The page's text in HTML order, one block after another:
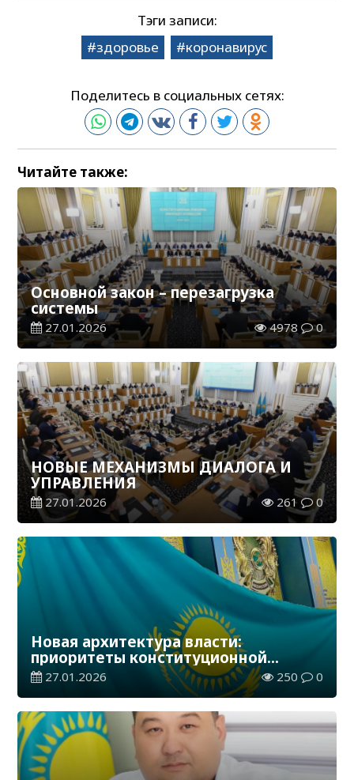
Тэги записи:
здоровье
коронавирус
Поделитесь в социальных сетях:
Читайте также:
Основной закон – перезагрузка
системы
27.01.2026 4978 0
НОВЫЕ МЕХАНИЗМЫ ДИАЛОГА И
УПРАВЛЕНИЯ
27.01.2026 261 0
Новая архитектура власти:
приоритеты конституционной
реформы
27.01.2026 250 0